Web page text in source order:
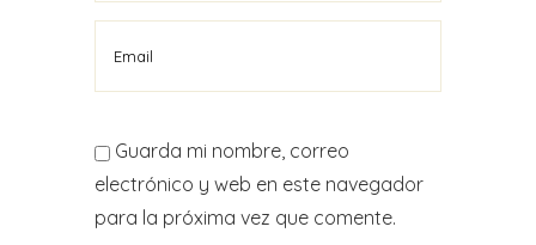
Guarda mi nombre, correo
electrónico y web en este navegador
para la próxima vez que comente.